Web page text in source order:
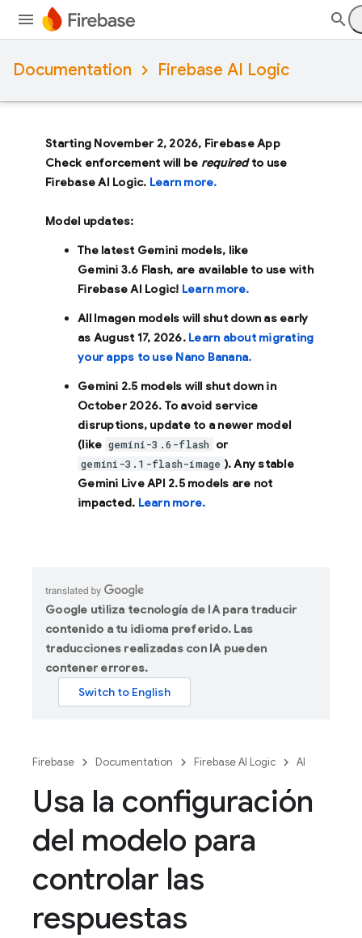
Documentation Firebase AI Logic
Starting November 2, 2026, Firebase App
Check enforcement will be requiredto use
Firebase AI Logic. Learn more.
Model updates:
The latest Gemini models, like
Gemini 3.6 Flash, are available to use with
Firebase AI Logic! Learn more.
All Imagen models will shut down as early
as August 17, 2026. Learn about migrating
your apps to use Nano Banana.
Gemini 2.5 models will shut down in
October 2026. To avoid service
disruptions, update to a newer model
(like gemini-3.6-flash or
gemini-3.1-flash-image ). Any stable
Gemini Live API 2.5 models are not
impacted. Learn more.
Google utiliza tecnología de IA para traducir
contenido a tu idioma preferido. Las
traducciones realizadas con IA pueden
contener errores.
Firebase Documentation Firebase AI Logic AI
Usa la configuración
del modelo para
controlar las
respuestas